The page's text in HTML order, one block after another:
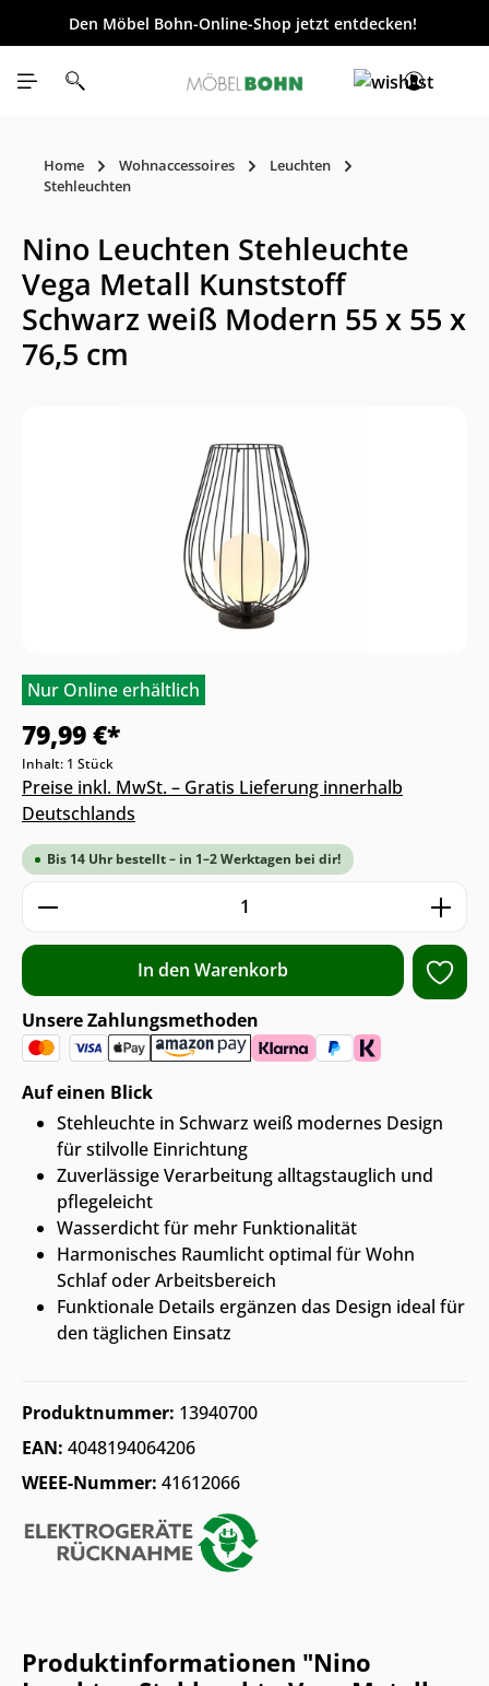
springen
Den Möbel Bohn-Online-Shop jetzt entdecken!
Home Wohnaccessoires
Leuchten
Stehleuchten
Nino Leuchten Stehleuchte
Vega Metall Kunststoff
Schwarz weiß Modern 55 x 55 x
76,5 cm
Nur Online erhältlich
79,99 €*
Inhalt: 1 Stück
Preise inkl. MwSt. – Gratis Lieferung innerhalb
Deutschlands
Bis 14 Uhr bestellt – in 1–2 Werktagen bei dir!
Produkt Anzahl: Gib den
In den Warenkorb
Unsere Zahlungsmethoden
Auf einen Blick
Stehleuchte in Schwarz weiß modernes Design
für stilvolle Einrichtung
Zuverlässige Verarbeitung alltagstauglich und
pflegeleicht
Wasserdicht für mehr Funktionalität
Harmonisches Raumlicht optimal für Wohn
Schlaf oder Arbeitsbereich
Funktionale Details ergänzen das Design ideal für
den täglichen Einsatz
Produktnummer: 13940700
EAN: 4048194064206
WEEE-Nummer: 41612066
Produktinformationen "Nino